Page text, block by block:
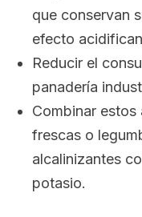
que conservan
efecto
Reducir el
panadería
Combinar
frescas o
alcalinizantes
potasio.